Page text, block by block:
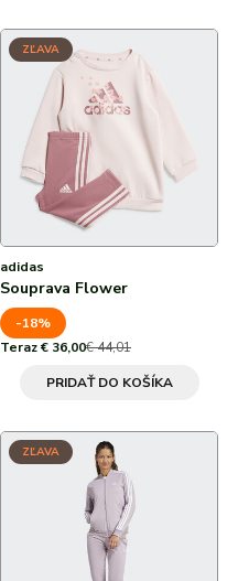
ZĽAVA
adidas
Souprava Flower
-18%
Teraz € 36,00€ 44,01
PRIDAŤ DO KOŠÍKA
ZĽAVA